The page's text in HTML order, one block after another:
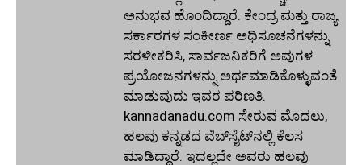
ಅನುಭವ ಹೊಂದಿದ್ದಾರೆ. ಕೇಂದ್ರ ಮತ್ತು ರಾಜ್ಯ
ಸರ್ಕಾರಗಳ ಸಂಕೀರ್ಣ ಅಧಿಸೂಚನೆಗಳನ್ನು
ಸರಳೀಕರಿಸಿ, ಸಾರ್ವಜನಿಕರಿಗೆ ಅವುಗಳ
ಪ್ರಯೋಜನಗಳನ್ನು ಅರ್ಥಮಾಡಿಕೊಳ್ಳುವಂತೆ
ಮಾಡುವುದು ಇವರ ಪರಿಣತಿ.
kannadanadu.com ಸೇರುವ ಮೊದಲು,
ಹಲವು ಕನ್ನಡದ ವೆಬ್‌ಸೈಟ್‌ನಲ್ಲಿ ಕೆಲಸ
ಮಾಡಿದ್ದಾರೆ. ಇದಲ್ಲದೇ ಅವರು ಹಲವು